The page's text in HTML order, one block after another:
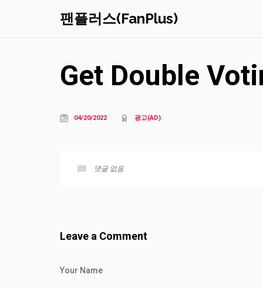
팬플러스(FanPlus)
Get Double
04/20/2022 광고(AD)
댓글 없음
Leave a Comment
Your Name